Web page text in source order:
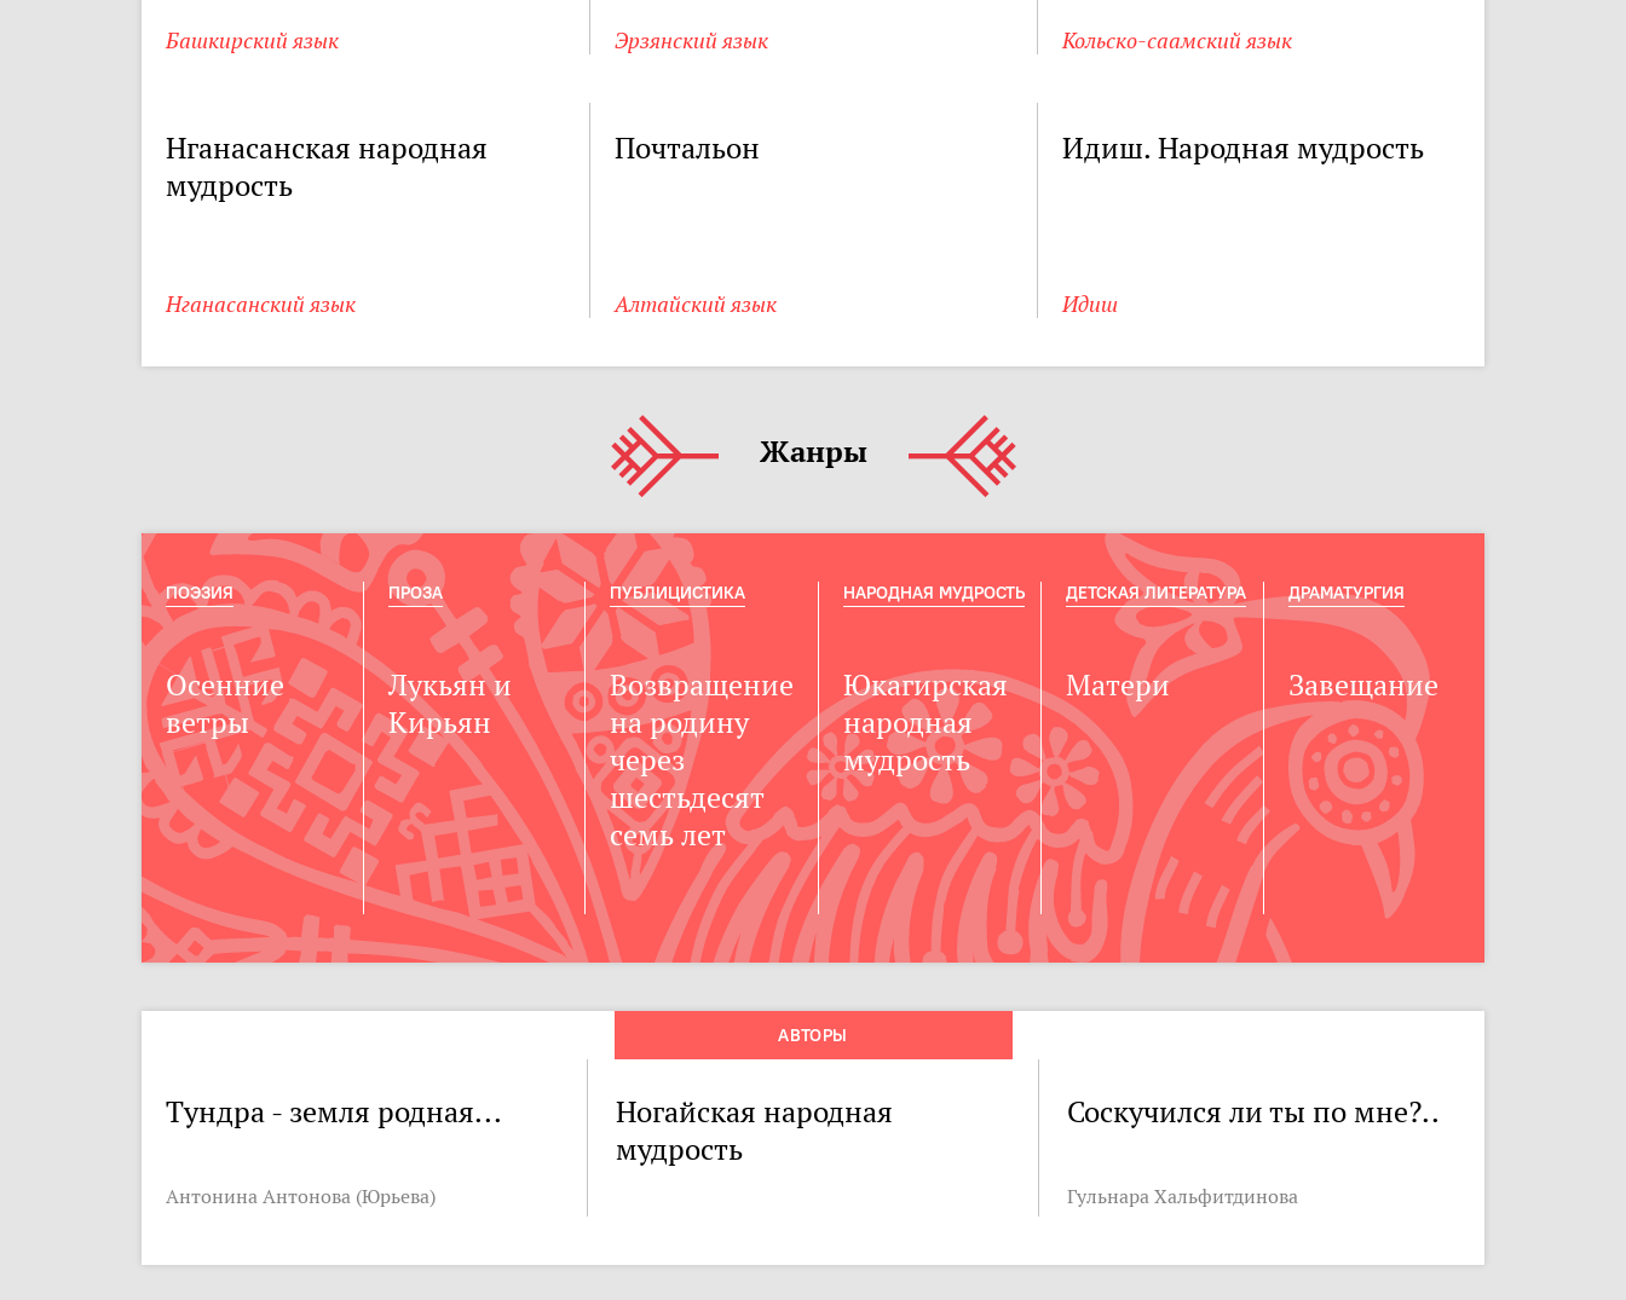
Башкирский язык Эрзянский язык Кольско-саамский язык
Нганасанская народная
мудрость
Нганасанский язык
Почтальон
Алтайский язык
Идиш. Народная мудрость
Идиш
Жанры
Осенние
ветры
ПОЭЗИЯ
Лукьян и
Кирьян
ПРОЗА
Возвращение
на родину
через
шестьдесят
семь лет
ПУБЛИЦИСТИКА
Юкагирская
народная
мудрость
НАРОДНАЯ МУДРОСТЬ
Матери
ДЕТСКАЯ ЛИТЕРАТУРА
Завещание
ДРАМАТУРГИЯ
АВТОРЫ
Тундра - земля родная...
Антонина Антонова (Юрьева)
Ногайская народная
мудрость
Соскучился ли ты по мне?..
Гульнара Хальфитдинова